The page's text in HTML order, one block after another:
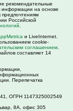
рекомендательные
информации на основе
предпочтениям
Российской
и LiveInternet.
cookie-
соглашением
составляет 14
Перепечатка
ОГРН 1147325002549
8А, офис 305